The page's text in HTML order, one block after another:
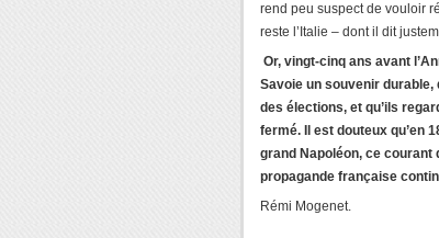
rend peu suspect de vouloir
reste l’Italie – dont il dit
Or, vingt-cinq ans avant
Savoie un souvenir
des élections, et qu’ils
fermé. Il est douteux qu’en
grand Napoléon, ce
propagande française
Rémi Mogenet.